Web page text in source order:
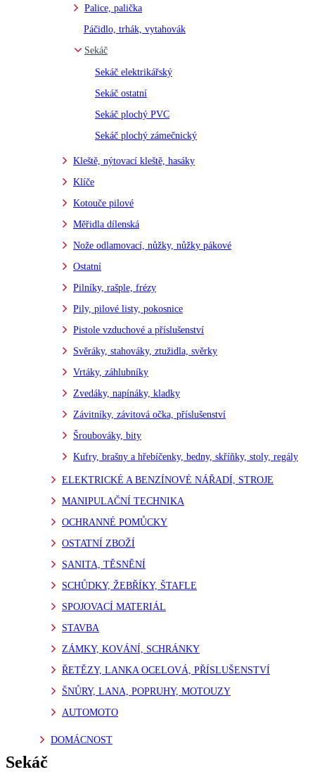
Palice, palička
Páčidlo, trhák, vytahovák
Sekáč
Sekáč elektrikářský
Sekáč ostatní
Sekáč plochý PVC
Sekáč plochý zámečnický
Kleště, nýtovací kleště, hasáky
Klíče
Kotouče pilové
Měřidla dílenská
Nože odlamovací, nůžky, nůžky pákové
Ostatní
Pilníky, rašple, frézy
Pily, pilové listy, pokosnice
Pistole vzduchové a příslušenství
Svěráky, stahováky, ztužidla, svěrky
Vrtáky, záhlubníky
Zvedáky, napínáky, kladky
Závitníky, závitová očka, příslušenství
Šroubováky, bity
Kufry, brašny a hřebíčenky, bedny, skříňky, stoly, regály
ELEKTRICKÉ A BENZÍNOVÉ NÁŘADÍ, STROJE
MANIPULAČNÍ TECHNIKA
OCHRANNÉ POMŮCKY
OSTATNÍ ZBOŽÍ
SANITA, TĚSNĚNÍ
SCHŮDKY, ŽEBŘÍKY, ŠTAFLE
SPOJOVACÍ MATERIÁL
STAVBA
ZÁMKY, KOVÁNÍ, SCHRÁNKY
ŘETĚZY, LANKA OCELOVÁ, PŘÍSLUŠENSTVÍ
ŠNŮRY, LANA, POPRUHY, MOTOUZY
AUTOMOTO
DOMÁCNOST
Sekáč